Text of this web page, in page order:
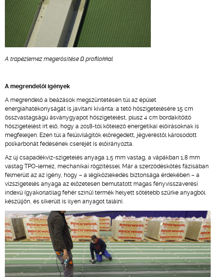
A trapézlemez megerősítése Ω profilokkal
A megrendelői igények
A megrendelő a beázások megszüntetésén túl az épület
energiahatékonyságát is javítani kívánta: a tető hőszigetelésére 15 cm
összvastagságú ásványgyapot hőszigetelést, plusz 4 cm bordakitöltő
hőszigetelést írt elő, hogy a 2018-tól kötelező energetikai előírásoknak is
megfeleljen. Ezen túl a felülvilágítók elöregedett, jégveréstől károsodott
polikarbonát fedésének cseréjét is előirányozta.
Az új csapadékvíz-szigetelés anyaga 1,5 mm vastag, a vápákban 1,8 mm
vastag TPO-lemez, mechanikai rögzítéssel. Már a szerződéskötés fázisában
felmerült az az igény, hogy – a légiközlekedés biztonsága érdekében – a
vízszigetelés anyaga az előzetesen bemutatott magas fényvisszaverési
indexű (gyakorlatilag fehér színű) termék helyett sötétebb szürke anyagból
készüljön, és sikerült is ilyen anyagot találni.